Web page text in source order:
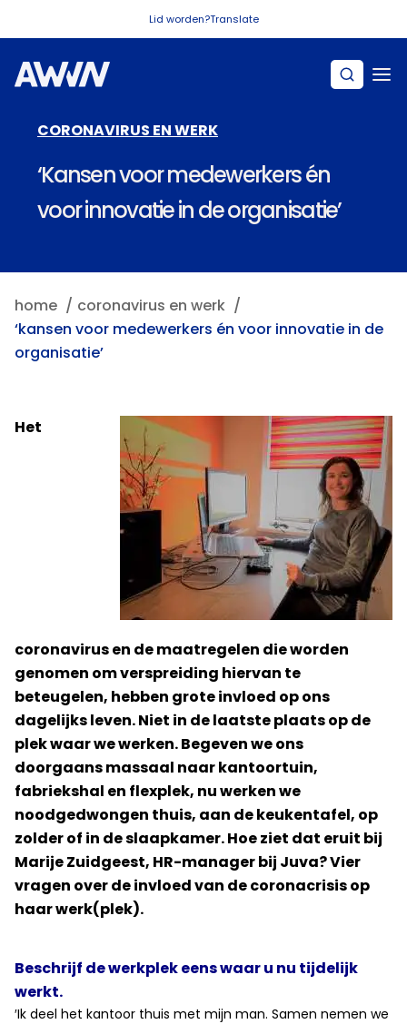
Lid worden?Translate
CORONAVIRUS EN WERK
‘Kansen voor medewerkers én
voor innovatie in de organisatie’
home
coronavirus en werk
‘kansen voor medewerkers én voor innovatie in de
organisatie’
Het
coronavirus en de maatregelen die worden
genomen om verspreiding hiervan te
beteugelen, hebben grote invloed op ons
dagelijks leven. Niet in de laatste plaats op de
plek waar we werken. Begeven we ons
doorgaans massaal naar kantoortuin,
fabriekshal en flexplek, nu werken we
noodgedwongen thuis, aan de keukentafel, op
zolder of in de slaapkamer. Hoe ziet dat eruit bij
Marije Zuidgeest, HR-manager bij Juva? Vier
vragen over de invloed van de coronacrisis op
haar werk(plek).
Beschrijf de werkplek eens waar u nu tijdelijk
werkt.
′Ik deel het kantoor thuis met mijn man. Samen nemen we